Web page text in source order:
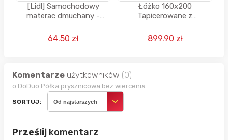
[Lidl] Samochodowy
materac dmuchany -
64.50 zł
Łóżko 160x200
Tapicerowane z
Welur TINGA Black Red
White
899.90 zł
Komentarze użytkowników (0)
o DoDuo Półka prysznicowa bez wiercenia
SORTUJ: Od najstarszych
Prześlij komentarz